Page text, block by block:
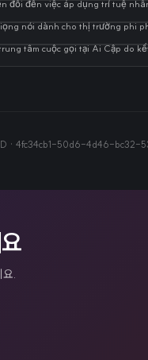
đổi đến việc áp dụng trí tuệ
nói dành cho thị trường phi
tâm cuộc gọi tại Ai Cập do
· 4fc34cb1-50d6-4d46-bc32-
.